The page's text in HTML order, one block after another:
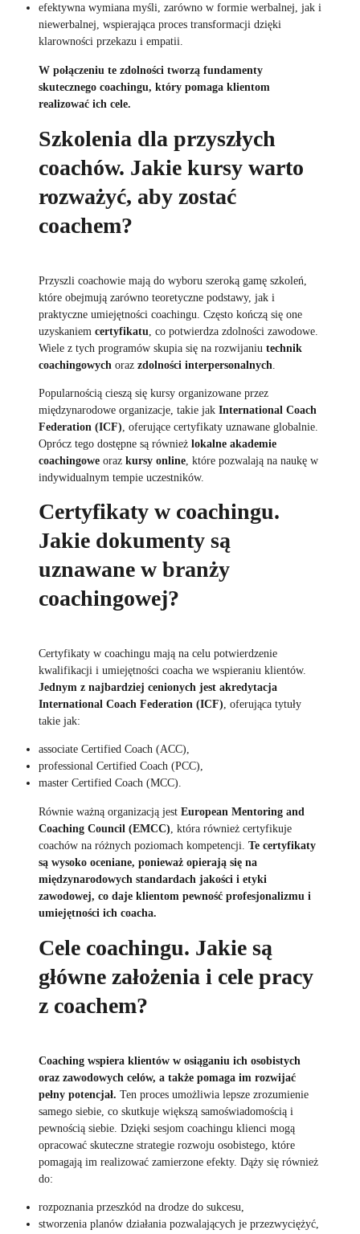
efektywna wymiana myśli, zarówno w formie werbalnej, jak i
niewerbalnej, wspierająca proces transformacji dzięki
klarowności przekazu i empatii.
W połączeniu te zdolności tworzą fundamenty
skutecznego coachingu, który pomaga klientom
realizować ich cele.
Szkolenia dla przyszłych
coachów. Jakie kursy warto
rozważyć, aby zostać
coachem?
Przyszli coachowie mają do wyboru szeroką gamę szkoleń,
które obejmują zarówno teoretyczne podstawy, jak i
praktyczne umiejętności coachingu. Często kończą się one
uzyskaniem certyfikatu , co potwierdza zdolności zawodowe.
Wiele z tych programów skupia się na rozwijaniu technik
coachingowych oraz zdolności interpersonalnych
Popularnością cieszą się kursy organizowane przez
międzynarodowe organizacje, takie jak International Coach
Federation (ICF) , oferujące certyfikaty uznawane globalnie.
Oprócz tego dostępne są również lokalne akademie
coachingowe oraz kursy online , które pozwalają na naukę w
indywidualnym tempie uczestników.
Certyfikaty w coachingu.
Jakie dokumenty są
uznawane w branży
coachingowej?
Certyfikaty w coachingu mają na celu potwierdzenie
kwalifikacji i umiejętności coacha we wspieraniu klientów.
Jednym z najbardziej cenionych jest akredytacja
International Coach Federation (ICF) , oferująca tytuły
takie jak:
associate Certified Coach (ACC),
professional Certified Coach (PCC),
master Certified Coach (MCC).
Równie ważną organizacją jest European Mentoring and
Coaching Council (EMCC), która również certyfikuje
coachów na różnych poziomach kompetencji. Te certyfikaty
są wysoko oceniane, ponieważ opierają się na
międzynarodowych standardach jakości i etyki
zawodowej, co daje klientom pewność profesjonalizmu i
umiejętności ich coacha.
Cele coachingu. Jakie są
główne założenia i cele pracy
z coachem?
Coaching wspiera klientów w osiąganiu ich osobistych
oraz zawodowych celów, a także pomaga im rozwijać
pełny potencjał. Ten proces umożliwia lepsze zrozumienie
samego siebie, co skutkuje większą samoświadomością i
pewnością siebie. Dzięki sesjom coachingu klienci mogą
opracować skuteczne strategie rozwoju osobistego, które
pomagają im realizować zamierzone efekty. Dąży się również
do:
rozpoznania przeszkód na drodze do sukcesu,
stworzenia planów działania pozwalających je przezwyciężyć,